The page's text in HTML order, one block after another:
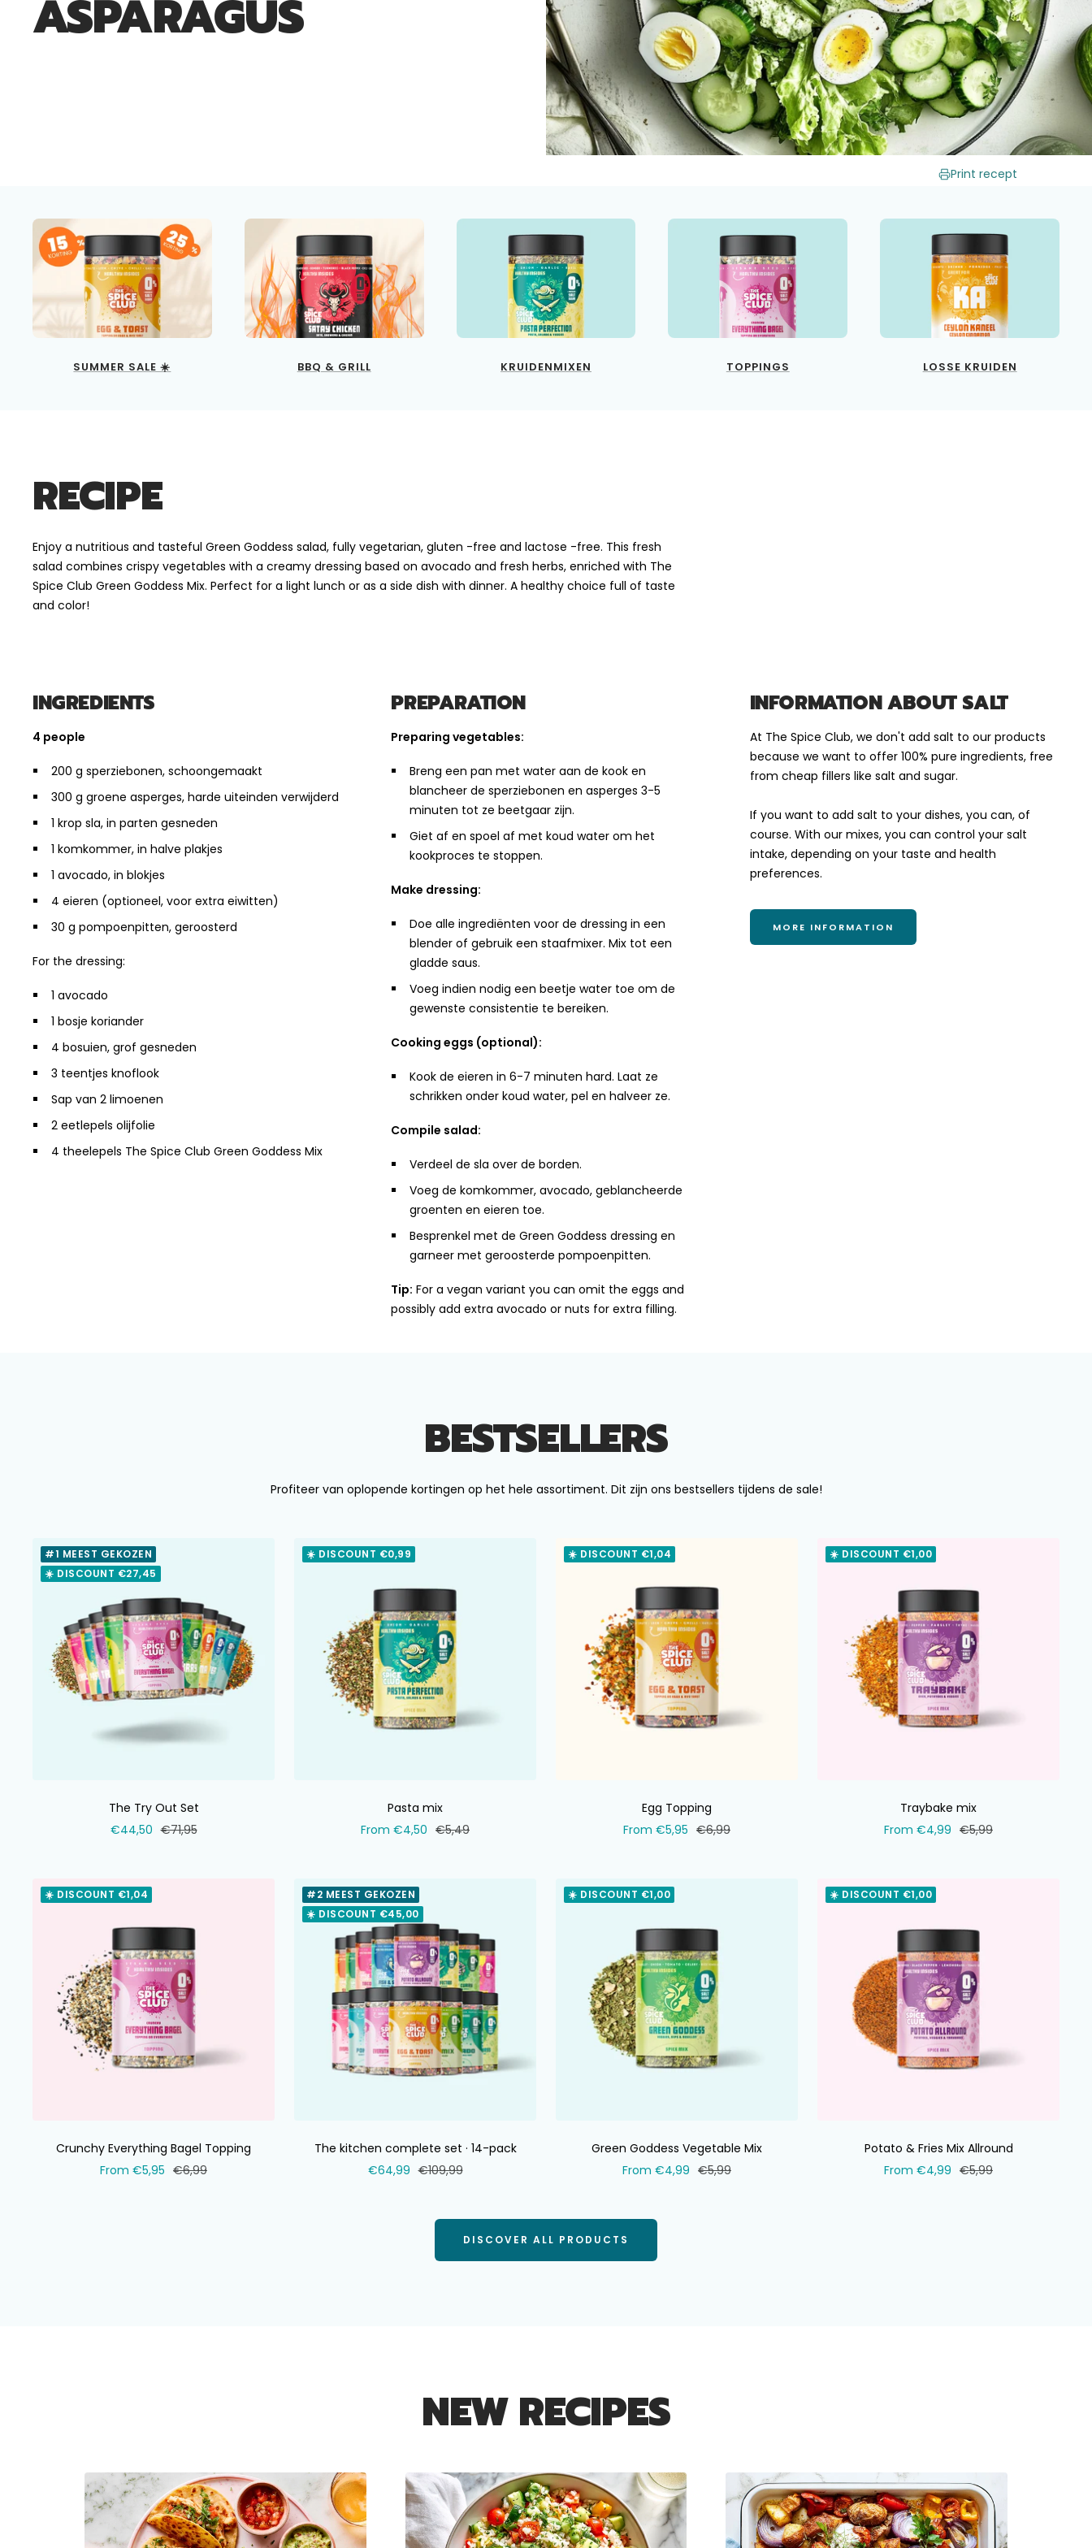
ASPARAGUS
Print recept
SUMMER SALE ☀️ BBQ & GRILL KRUIDENMIXEN TOPPINGS LOSSE KRUIDEN
RECIPE
Enjoy a nutritious and tasteful Green Goddess salad, fully vegetarian, gluten -free and lactose -free. This fresh
salad combines crispy vegetables with a creamy dressing based on avocado and fresh herbs, enriched with The
Spice Club Green Goddess Mix. Perfect for a light lunch or as a side dish with dinner. A healthy choice full of taste
and color!
INGREDIENTS
4 people
200 g sperziebonen, schoongemaakt
300 g groene asperges, harde uiteinden verwijderd
1 krop sla, in parten gesneden
1 komkommer, in halve plakjes
1 avocado, in blokjes
4 eieren (optioneel, voor extra eiwitten)
30 g pompoenpitten, geroosterd
For the dressing:
1 avocado
1 bosje koriander
4 bosuien, grof gesneden
3 teentjes knoflook
Sap van 2 limoenen
2 eetlepels olijfolie
4 theelepels The Spice Club Green Goddess Mix
PREPARATION
Preparing vegetables:
Breng een pan met water aan de kook en
blancheer de sperziebonen en asperges 3-5
minuten tot ze beetgaar zijn.
Giet af en spoel af met koud water om het
kookproces te stoppen.
Make dressing:
Doe alle ingrediënten voor de dressing in een
blender of gebruik een staafmixer. Mix tot een
gladde saus.
Voeg indien nodig een beetje water toe om de
gewenste consistentie te bereiken.
Cooking eggs (optional):
Kook de eieren in 6-7 minuten hard. Laat ze
schrikken onder koud water, pel en halveer ze.
Compile salad:
Verdeel de sla over de borden.
Voeg de komkommer, avocado, geblancheerde
groenten en eieren toe.
Besprenkel met de Green Goddess dressing en
garneer met geroosterde pompoenpitten.
Tip: For a vegan variant you can omit the eggs and
possibly add extra avocado or nuts for extra filling.
INFORMATION ABOUT SALT
At The Spice Club, we don't add salt to our products
because we want to offer 100% pure ingredients, free
from cheap fillers like salt and sugar.
If you want to add salt to your dishes, you can, of
course. With our mixes, you can control your salt
intake, depending on your taste and health
preferences.
MORE INFORMATION
BESTSELLERS
Profiteer van oplopende kortingen op het hele assortiment. Dit zijn ons bestsellers tijdens de sale!
#1 MEEST GEKOZEN
☀️ DISCOUNT €27,45
The Try Out Set
Selling
€44,50 Normal
€71,95
☀️ DISCOUNT €0,99
Pasta mix
Selling
From €4,50 Normal
€5,49
☀️ DISCOUNT €1,04
Egg Topping
Selling
From €5,95 Normal
€6,99
☀️ DISCOUNT €1,00
Traybake mix
Selling
From €4,99 Normal
€5,99
☀️ DISCOUNT €1,04
Crunchy Everything Bagel Topping
Selling
From €5,95 Normal
€6,99
#2 MEEST GEKOZEN
☀️ DISCOUNT €45,00
The kitchen complete set · 14-pack
Selling
€64,99 Normal
€109,99
☀️ DISCOUNT €1,00
Green Goddess Vegetable Mix
Selling
From €4,99 Normal
€5,99
☀️ DISCOUNT €1,00
Potato & Fries Mix Allround
Selling
From €4,99 Normal
€5,99
DISCOVER ALL PRODUCTS
NEW RECIPES